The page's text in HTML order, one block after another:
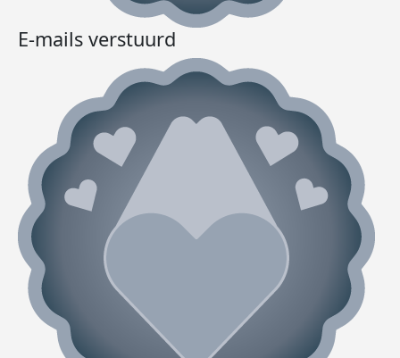
E-mails verstuurd